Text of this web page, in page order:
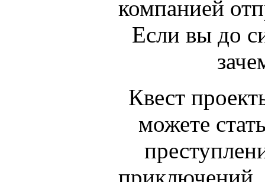
компанией
Если вы до
Квест
можете
приключений,